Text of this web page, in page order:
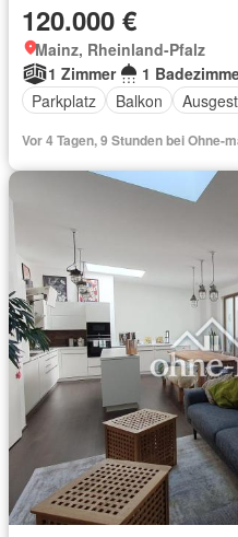
120.000 €
Mainz, Rheinland-Pfalz
1 Zimmer
1
Parkplatz
Balkon
Vor 4 Tagen, 9 Stunden bei Ohne-